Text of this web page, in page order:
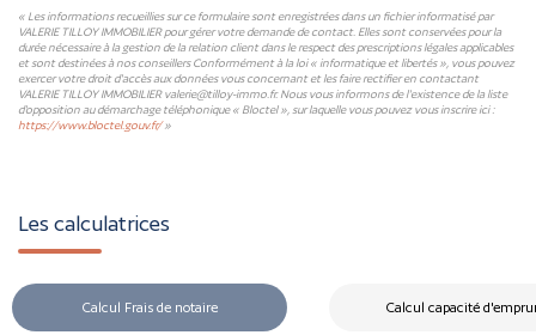
« Les informations recueillies sur ce formulaire sont enregistrées dans un fichier informatisé par
VALERIE TILLOY IMMOBILIER pour gérer votre demande de contact. Elles sont conservées pour la
durée nécessaire à la gestion de la relation client dans le respect des prescriptions légales applicables
et sont destinées à nos conseillers Conformément à la loi « informatique et libertés », vous pouvez
exercer votre droit d'accès aux données vous concernant et les faire rectifier en contactant
VALERIE TILLOY IMMOBILIER valerie@tilloy-immo.fr. Nous vous informons de l'existence de la liste
d'opposition au démarchage téléphonique « Bloctel », sur laquelle vous pouvez vous inscrire ici :
https://www.bloctel.gouv.fr/»
Les calculatrices
Calcul Frais de notaire Calcul capacité